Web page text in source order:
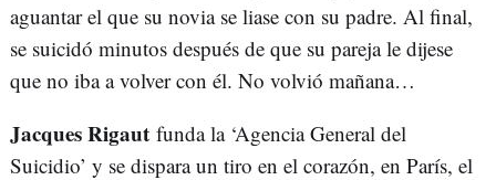
aguantar el que su novia se liase con su padre. Al final,
se suicidó minutos después de que su pareja le dijese
que no iba a volver con él. No volvió mañana…
Jacques Rigaut funda la ‘Agencia General del
Suicidio’ y se dispara un tiro en el corazón, en París, el